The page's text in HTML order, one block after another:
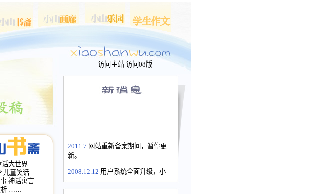
访问主站 访问08版
2011.7 网站重新备案期间，暂停更
新。
2008.12.12 用户系统全面升级，小
长会、家园网－个人空间，用户一
话大世界
儿童笑话
神话寓言
……